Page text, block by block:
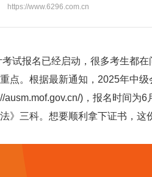
https://www.6296.com.cn
报名已经启动，很多考生都在
点。根据最新通知，2025年中
ausm.mof.gov.cn/)，报名时间为
法》三科。想要顺利拿下证书，这